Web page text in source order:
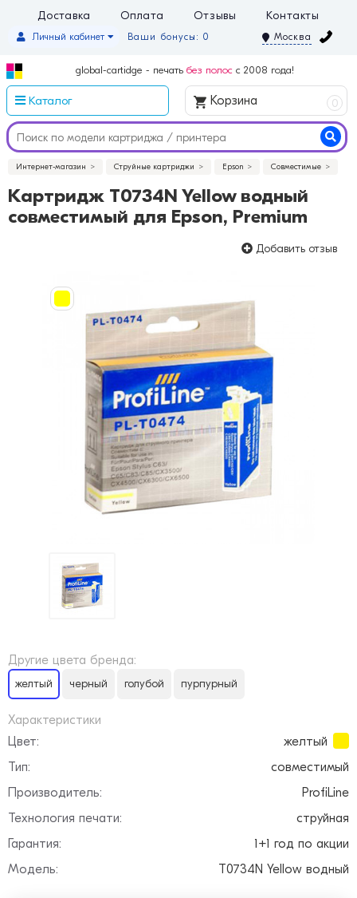
Доставка Оплата Отзывы Контакты
Ваши бонусы: 0
Личный кабинет Москва
global-cartidge - печать без полос с 2008 года!
Каталог Корзина 0
Интернет-магазин Струйные картриджи Epson Совместимые
Картридж T0734N Yellow водный
совместимый для Epson, Premium
Добавить отзыв
Другие цвета бренда:
желтый черный голубой пурпурный
Характеристики
Цвет:
желтый
Тип:
совместимый
Производитель:
ProfiLine
Технология печати:
струйная
Гарантия:
1+1 год по акции
Модель:
T0734N Yellow водный